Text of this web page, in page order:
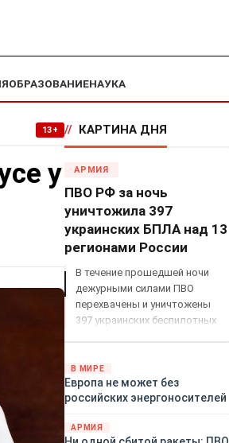
ОБРАЗОВАНИЕНАУКА
13+
у
// КАРТИНА ДНЯ
АРМИЯ
ПВО РФ за ночь
уничтожила 397
украинских БПЛА над 13
регионами России
В течение прошедшей ночи
дежурными силами ПВО
перехвачены и уничтожены
397 украинских беспилотных
территориями Белгородской,
Брянской, Воронежской,
Курской, Липецкой,
Ростовской, Рязанской,
В МИРЕ
Европа не может без
российских энергоносителей
АРМИЯ